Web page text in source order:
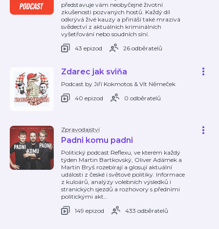
představuje vám neobyčejné životní
zkušenosti pozvaných hostů. Každý díl
odkrývá živé kauzy a přináší také mrazivá
svědectví z aktuálních kriminálních
vyšetřování nebo soudních síní.
43 epizod
26 odběratelů
Zdarec jak sviňa
Podcast by Jiří Kokmotos & Vít Němeček
40 epizod
0 odběratelů
Zpravodajství
Padni komu padni
Politický podcast Reflexu, ve kterém každý
týden Martin Bartkovský, Oliver Adámek a
Martin Bryś rozebírají a glosují aktuální
události z české i světové politiky. Informace
z kuloárů, analýzy volebních výsledků i
stranických sjezdů a rozhovory s předními
politickými akt…
149 epizod
433 odběratelů